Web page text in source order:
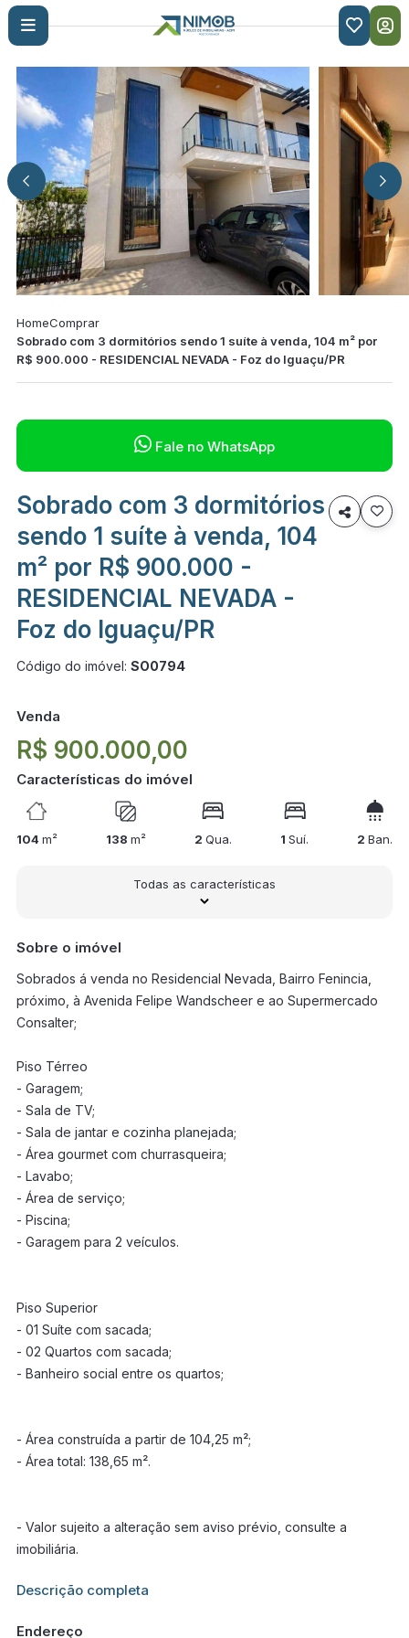

HomeComprar
Sobrado com 3 dormitórios sendo 1 suíte à venda, 104 m² por
R$ 900.000 - RESIDENCIAL NEVADA - Foz do Iguaçu/PR
 Fale no WhatsApp
Sobrado com 3 dormitórios
sendo 1 suíte à venda, 104
m² por R$ 900.000 -
RESIDENCIAL NEVADA -
Foz do Iguaçu/PR

Código do imóvel: SO0794
Venda
R$ 900.000,00
Características do imóvel
104 m² 138 m² 2 Qua. 1Suí. 2Ban.
Todas as características
Sobre o imóvel
Sobrados á venda no Residencial Nevada, Bairro Fenincia,
próximo, à Avenida Felipe Wandscheer e ao Supermercado
Consalter;
Piso Térreo
- Garagem;
- Sala de TV;
- Sala de jantar e cozinha planejada;
- Área gourmet com churrasqueira;
- Lavabo;
- Área de serviço;
- Piscina;
- Garagem para 2 veículos.
Piso Superior
- 01 Suíte com sacada;
- 02 Quartos com sacada;
- Banheiro social entre os quartos;
- Área construída a partir de 104,25 m²;
- Área total: 138,65 m².
- Valor sujeito a alteração sem aviso prévio, consulte a
imobiliária.
Informações adicionais sobre este imóvel estarão disponíveis
Descrição completa
Endereço